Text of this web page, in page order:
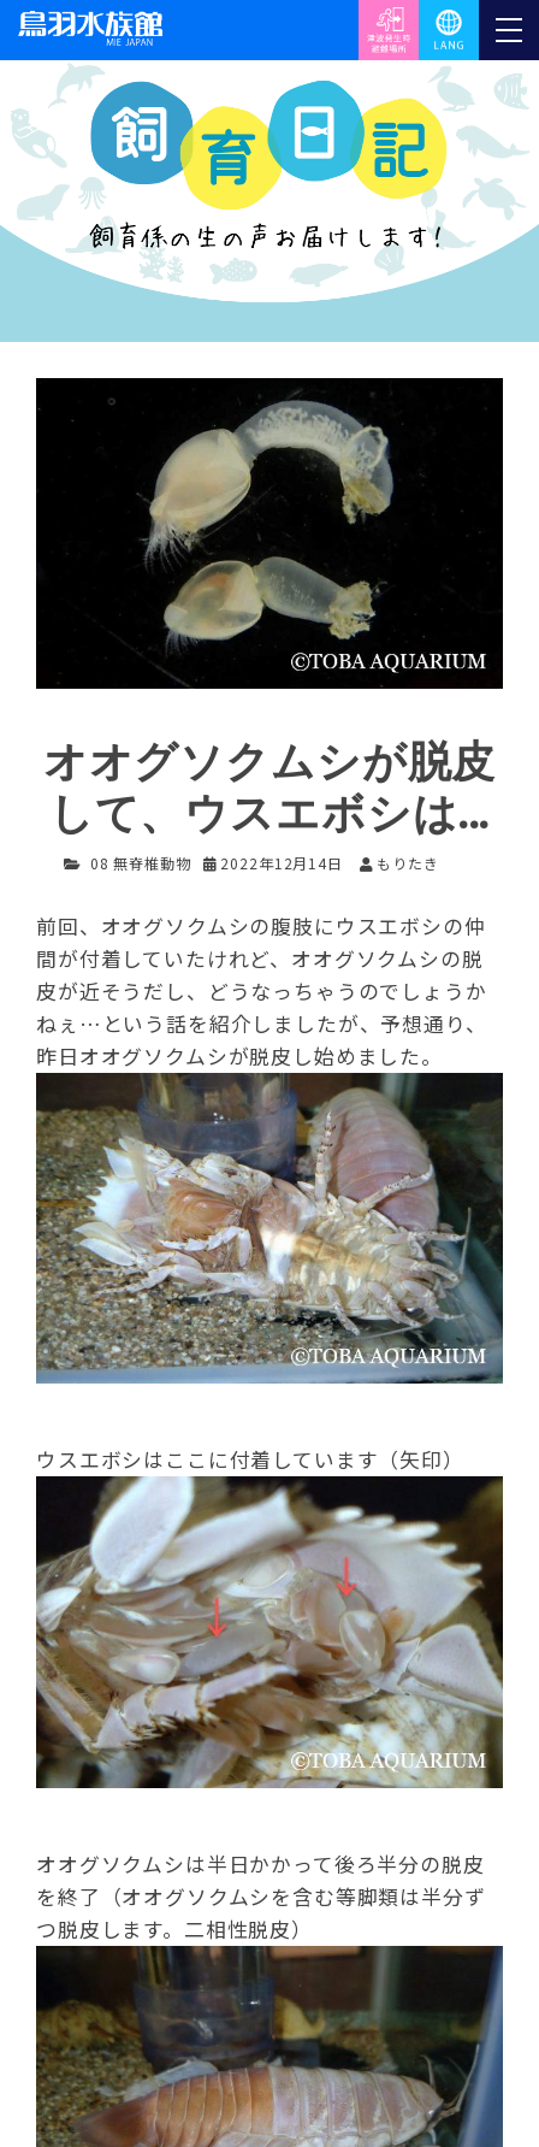
オオグソクムシが脱皮
して、ウスエボシは…
08 無脊椎動物 2022年12月14日 もりたき
前回、オオグソクムシの腹肢にウスエボシの仲
間が付着していたけれど、オオグソクムシの脱
皮が近そうだし、どうなっちゃうのでしょうか
ねぇ…という話を紹介しましたが、予想通り、
昨日オオグソクムシが脱皮し始めました。
ウスエボシはここに付着しています（矢印）
オオグソクムシは半日かかって後ろ半分の脱皮
を終了（オオグソクムシを含む等脚類は半分ず
つ脱皮します。二相性脱皮）